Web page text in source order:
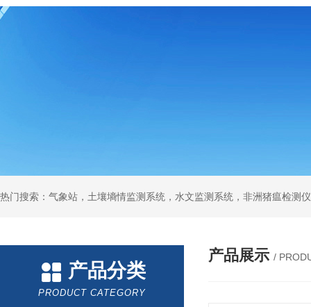
热门搜索：气象站，土壤墒情监测系统，水文监测系统，非洲猪瘟检测
产品分类
PRODUCT CATEGORY
产品展示 /